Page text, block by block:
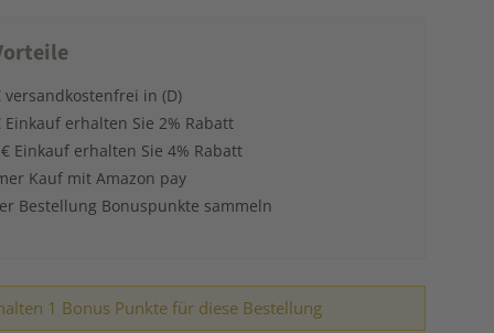
versandkostenfrei in (D)
Einkauf erhalten Sie 2% Rabatt
Einkauf erhalten Sie 4% Rabatt
Kauf mit Amazon pay
Bestellung Bonuspunkte sammeln
1 Bonus Punkte für diese Bestellung